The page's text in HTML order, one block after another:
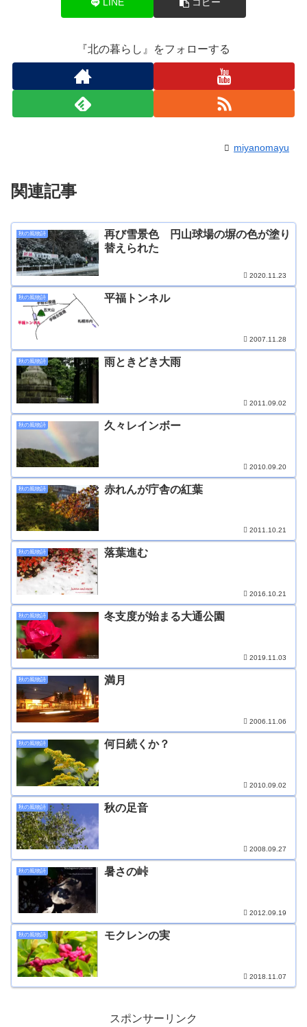
LINE コピー
『北の暮らし』をフォローする
miyanomayu
関連記事
秋の風物詩
再び雪景色 円山球場の塀の色が塗り
替えられた
2020.11.23
秋の風物詩 平福トンネル
2007.11.28
秋の風物詩 雨ときどき大雨
2011.09.02
秋の風物詩 久々レインボー
2010.09.20
秋の風物詩 赤れんが庁舎の紅葉
2011.10.21
秋の風物詩 落葉進む
2016.10.21
秋の風物詩 冬支度が始まる大通公園
2019.11.03
秋の風物詩 満月
2006.11.06
秋の風物詩 何日続くか？
2010.09.02
秋の風物詩 秋の足音
2008.09.27
秋の風物詩 暑さの峠
2012.09.19
秋の風物詩 モクレンの実
2018.11.07
スポンサーリンク